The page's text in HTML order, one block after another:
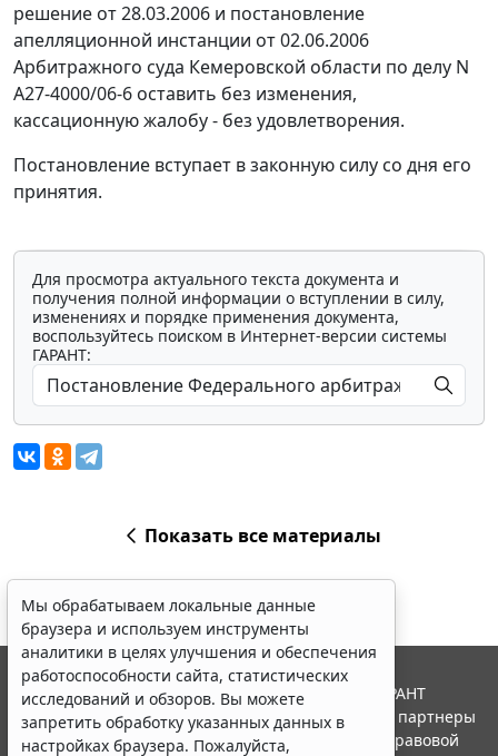
решение от 28.03.2006 и постановление
апелляционной инстанции от 02.06.2006
Арбитражного суда Кемеровской области по делу N
А27-4000/06-6 оставить без изменения,
кассационную жалобу - без удовлетворения.
Постановление вступает в законную силу со дня его
принятия.
Для просмотра актуального текста документа и
получения полной информации о вступлении в силу,
изменениях и порядке применения документа,
воспользуйтесь поиском в Интернет-версии системы
ГАРАНТ:
Показать все материалы
Мы обрабатываем локальные данные
браузера и используем инструменты
аналитики в целях улучшения и обеспечения
работоспособности сайта, статистических
исследований и обзоров. Вы можете
запретить обработку указанных данных в
настройках браузера. Пожалуйста,
© ООО "НПП "ГАРАНТ-СЕРВИС", 2026. Система ГАРАНТ
выпускается с 1990 года. Компания "Гарант" и ее партнеры
являются участниками Российской ассоциации правовой